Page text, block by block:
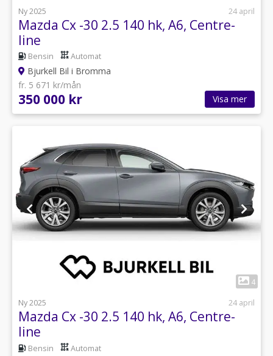
Ny 2025
24 april
Mazda Cx -30 2.5 140 hk, A6, Centre-
line
Bensin Automat
Bjurkell Bil i Bromma
fr. 5 671 kr/mån
350 000 kr Visa mer
1
4
Ny 2025
24 april
Mazda Cx -30 2.5 140 hk, A6, Centre-
line
Bensin Automat